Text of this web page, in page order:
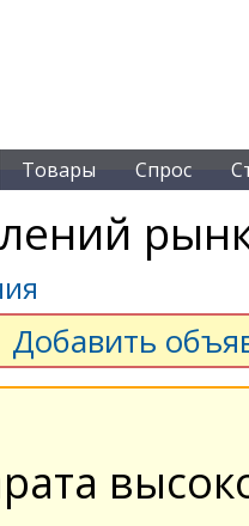
Товары Спрос
Добавить